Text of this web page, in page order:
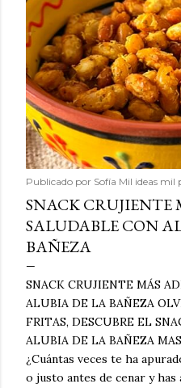
Publicado por Sofía Mil ideas mil
SNACK CRUJIENTE
SALUDABLE CON
BAÑEZA
SNACK CRUJIENTE MÁS
ALUBIA DE LA BAÑEZA
FRITAS, DESCUBRE EL
ALUBIA DE LA BAÑEZA
¿Cuántas veces te ha
o justo antes de cenar y has